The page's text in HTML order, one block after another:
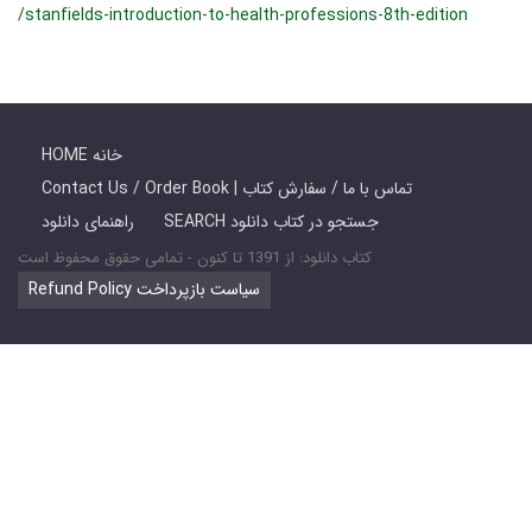
/stanfields-introduction-to-health-professions-8th-edition
HOME خانه
Contact Us / Order Book | تماس با ما / سفارش کتاب
راهنمای دانلود
SEARCH جستجو در کتاب دانلود
کتاب دانلود: از 1391 تا کنون - تمامی حقوق محفوظ است
Refund Policy سیاست بازپرداخت